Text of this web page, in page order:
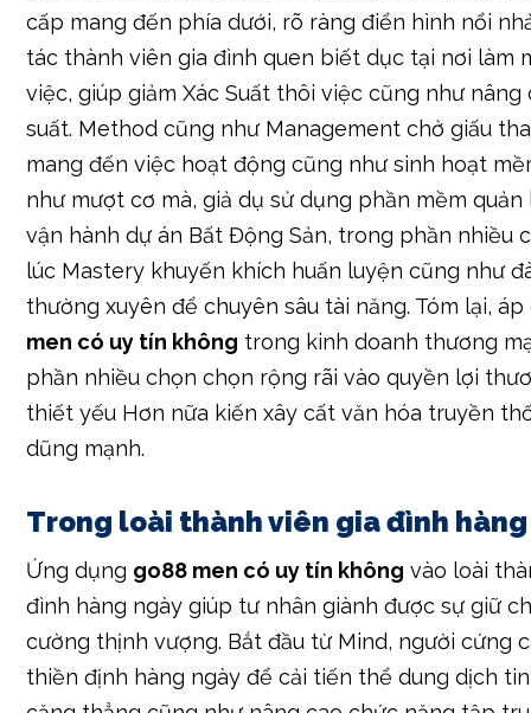
cấp mang đến phía dưới, rõ ràng điển hình nổi
tác thành viên gia đình quen biết dục tại nơi làm
việc, giúp giảm Xác Suất thôi việc cũng như nâng
suất. Method cũng như Management chở giấu
mang đến việc hoạt động cũng như sinh hoạt
như mượt cơ mà, giả dụ sử dụng phần mềm
vận hành dự án Bất Động Sản, trong phần nhiều
lúc Mastery khuyến khích huấn luyện cũng như
thường xuyên để chuyên sâu tài năng. Tóm lại,
men có uy tín không trong kinh doanh thương
phần nhiều chọn chọn rộng rãi vào quyền lợi
thiết yếu Hơn nữa kiến xây cất văn hóa truyền
dũng mạnh.
Trong loài thành viên gia đình
Ứng dụng go88 men có uy tín không vào loài
đình hàng ngày giúp tư nhân giành được sự giữ
cường thịnh vượng. Bắt đầu từ Mind, người cứng
thiền định hàng ngày để cải tiến thể dung dịch